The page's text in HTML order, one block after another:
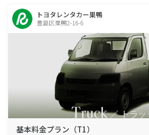
トヨタレンタカー巣鴨
豊島区巣鴨2-16-6
基本料金プラン（T1）